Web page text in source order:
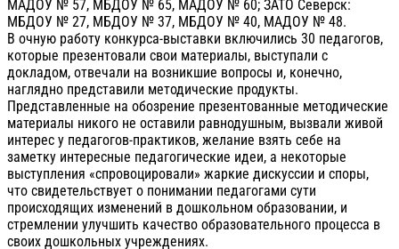
МАДОУ № 57, МБДОУ № 65, МАДОУ № 60; ЗАТО Северск:
МБДОУ № 27, МБДОУ № 37, МБДОУ № 40, МАДОУ № 48.
В очную работу конкурса-выставки включились 30 педагогов,
которые презентовали свои материалы, выступали с
докладом, отвечали на возникшие вопросы и, конечно,
наглядно представили методические продукты.
Представленные на обозрение презентованные методические
материалы никого не оставили равнодушным, вызвали живой
интерес у педагогов-практиков, желание взять себе на
заметку интересные педагогические идеи, а некоторые
выступления «спровоцировали» жаркие дискуссии и споры,
что свидетельствует о понимании педагогами сути
происходящих изменений в дошкольном образовании, и
стремлении улучшить качество образовательного процесса в
своих дошкольных учреждениях.